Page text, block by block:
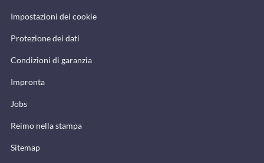
Impostazioni dei cookie
Protezione dei dati
Condizioni di garanzia
Impronta
Jobs
Reimo nella stampa
Sitemap